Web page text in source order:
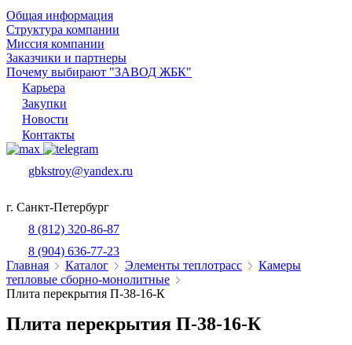
Общая информация
Структура компании
Миссия компании
Заказчики и партнеры
Почему выбирают "ЗАВОД ЖБК"
Карьера
Закупки
Новости
Контакты
gbkstroy@yandex.ru
г. Санкт-Петербург
8 (812) 320-86-87
8 (904) 636-77-23
Главная
Каталог Элементы теплотрасс
Камеры
тепловые сборно-монолитные
Плита перекрытия П-38-16-К
Плита перекрытия П-38-16-К